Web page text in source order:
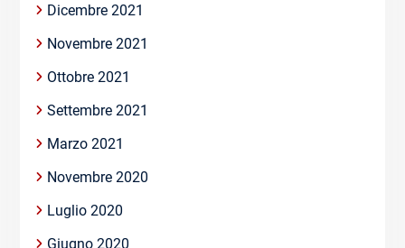
Dicembre 2021
Novembre 2021
Ottobre 2021
Settembre 2021
Marzo 2021
Novembre 2020
Luglio 2020
Giugno 2020